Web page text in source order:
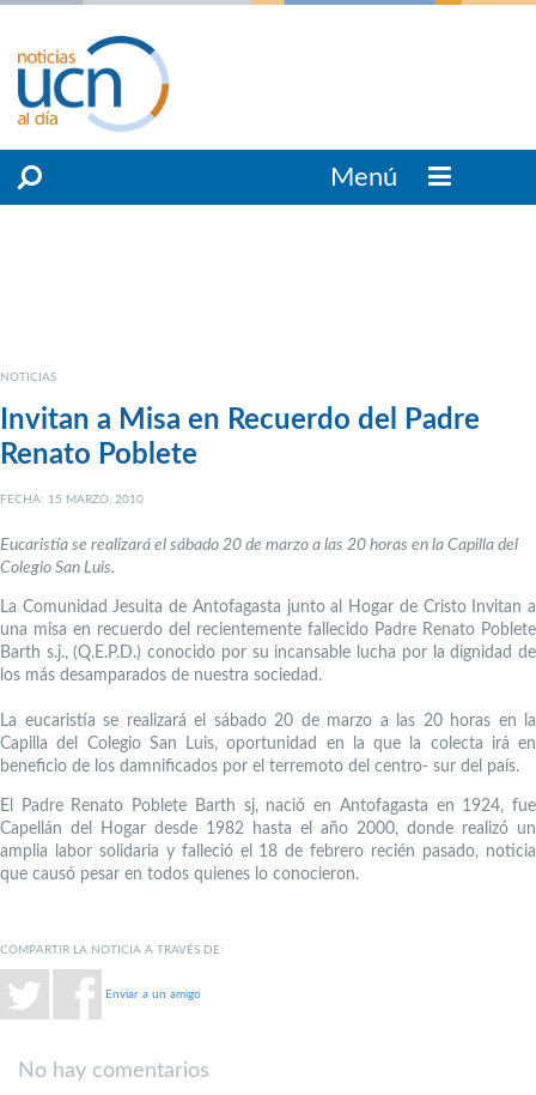
Menú
NOTICIAS
Invitan a Misa en Recuerdo del Padre
Renato Poblete
FECHA: 15 MARZO, 2010
Eucaristía se realizará el sábado 20 de marzo a las 20 horas en la Capilla del
Colegio San Luis.
La Comunidad Jesuita de Antofagasta junto al Hogar de Cristo Invitan a
una misa en recuerdo del recientemente fallecido Padre Renato Poblete
Barth s.j., (Q.E.P.D.) conocido por su incansable lucha por la dignidad de
los más desamparados de nuestra sociedad.
La eucaristía se realizará el sábado 20 de marzo a las 20 horas en la
Capilla del Colegio San Luis, oportunidad en la que la colecta irá en
beneficio de los damnificados por el terremoto del centro- sur del país.
El Padre Renato Poblete Barth sj, nació en Antofagasta en 1924, fue
Capellán del Hogar desde 1982 hasta el año 2000, donde realizó un
amplia labor solidaria y falleció el 18 de febrero recién pasado, noticia
que causó pesar en todos quienes lo conocieron.
COMPARTIR LA NOTICIA A TRAVÉS DE:
Enviar a un amigo
No hay comentarios